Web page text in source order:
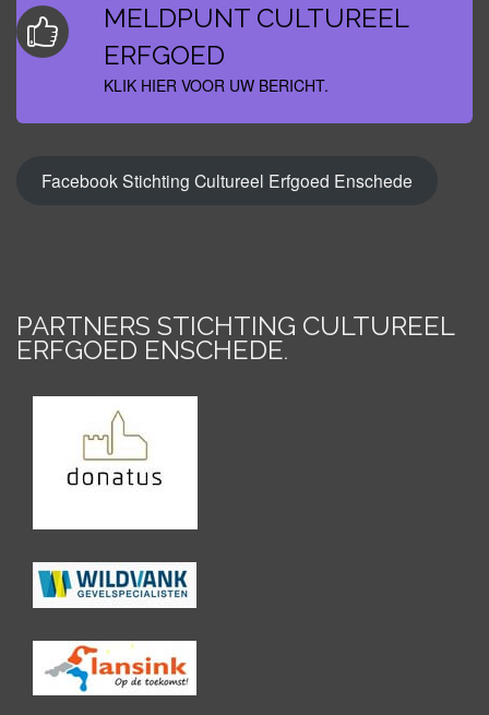
MELDPUNT CULTUREEL
ERFGOED
KLIK HIER VOOR UW BERICHT.
Facebook Stichting Cultureel Erfgoed Enschede
PARTNERS STICHTING CULTUREEL
ERFGOED ENSCHEDE.